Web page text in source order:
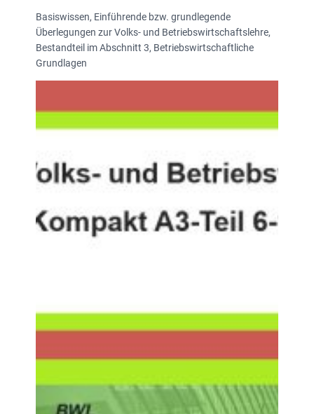
Basiswissen, Einführende bzw. grundlegende
Überlegungen zur Volks- und Betriebswirtschaftslehre,
Bestandteil im Abschnitt 3, Betriebswirtschaftliche
Grundlagen